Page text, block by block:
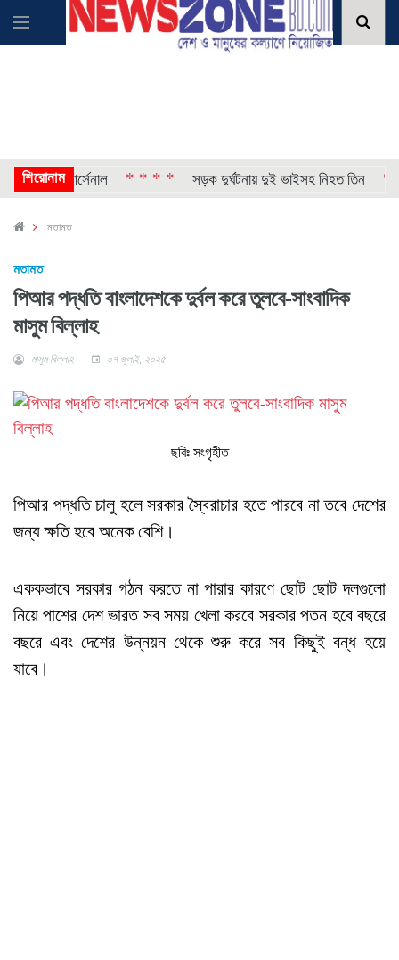
শিরোনাম
নিল আর্সেনাল * * * * সড়ক দুর্ঘটনায় দুই ভাইসহ নিহত তিন * * *
মতামত
মতামত
পিআর পদ্ধতি বাংলাদেশকে দুর্বল করে তুলবে-সাংবাদিক
মাসুম বিল্লাহ
মাসুম বিল্লাহ ০৭ জুলাই, ২০২৫
ছবিঃ সংগৃহীত
পিআর পদ্ধতি চালু হলে সরকার স্বৈরাচার হতে পারবে না তবে দেশের
জন্য ক্ষতি হবে অনেক বেশি।
এককভাবে সরকার গঠন করতে না পারার কারণে ছোট ছোট দলগুলো
নিয়ে পাশের দেশ ভারত সব সময় খেলা করবে সরকার পতন হবে বছরে
বছরে এবং দেশের উন্নয়ন থেকে শুরু করে সব কিছুই বন্ধ হয়ে
যাবে।